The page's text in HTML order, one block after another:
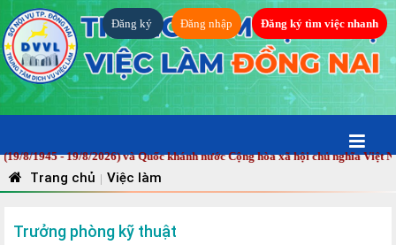
Đăng ký Đăng nhập Đăng ký tìm việc nhanh
- 19/8/2026) và Quốc khánh nước Cộng hòa xã hội chủ nghĩa Việt
Trang chủ | Việc làm
Trưởng phòng kỹ thuật